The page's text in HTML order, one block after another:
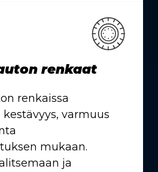
renkaat
renkaissa
varmuus
mukaan.
ja